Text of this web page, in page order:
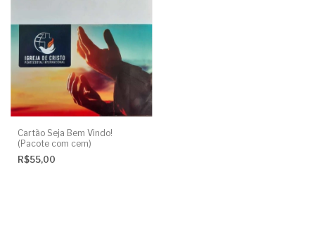
Cartão Seja Bem Vindo!
(Pacote com cem)
R$55,00